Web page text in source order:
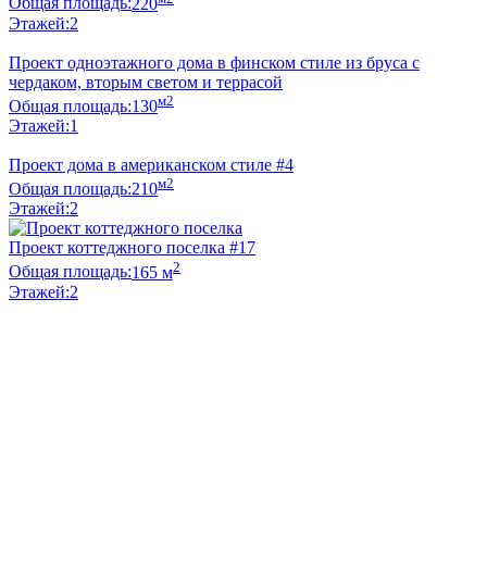
Этажей:2
Проект одноэтажного дома в финском стиле из бруса с
чердаком, вторым светом и террасой
Общая площадь:130м2
Этажей:1
Проект дома в американском стиле #4
Общая площадь:210м2
Этажей:2
Проект коттеджного поселка #17
Общая площадь:165 м2
Этажей:2